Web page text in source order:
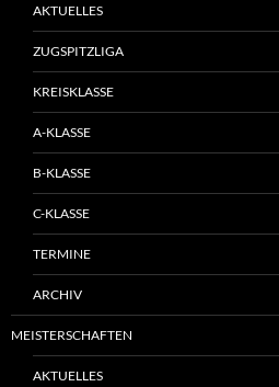
AKTUELLES
ZUGSPITZLIGA
KREISKLASSE
A-KLASSE
B-KLASSE
C-KLASSE
TERMINE
ARCHIV
MEISTERSCHAFTEN
AKTUELLES